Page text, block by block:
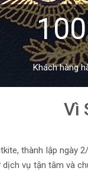
Khách hàng
Vì
thành lập
vụ tận tâm và